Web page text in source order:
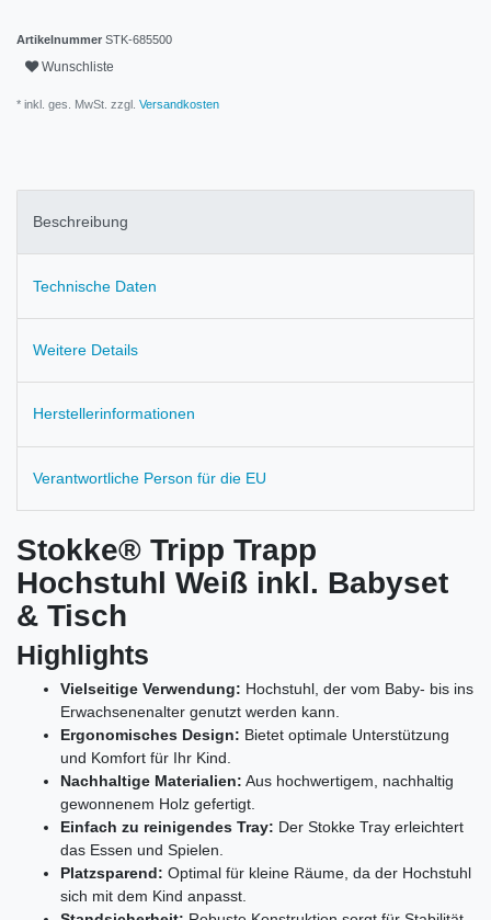
Artikelnummer STK-685500
Wunschliste
* inkl. ges. MwSt. zzgl. Versandkosten
Beschreibung
Technische Daten
Weitere Details
Herstellerinformationen
Verantwortliche Person für die EU
Stokke® Tripp Trapp
Hochstuhl Weiß inkl. Babyset
& Tisch
Highlights
Vielseitige Verwendung: Hochstuhl, der vom Baby- bis ins
Erwachsenenalter genutzt werden kann.
Ergonomisches Design: Bietet optimale Unterstützung
und Komfort für Ihr Kind.
Nachhaltige Materialien: Aus hochwertigem, nachhaltig
gewonnenem Holz gefertigt.
Einfach zu reinigendes Tray: Der Stokke Tray erleichtert
das Essen und Spielen.
Platzsparend: Optimal für kleine Räume, da der Hochstuhl
sich mit dem Kind anpasst.